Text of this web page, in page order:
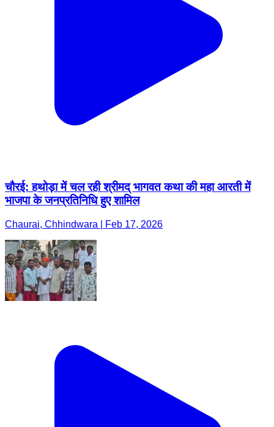
चौरई: हथोड़ा में चल रही श्रीमद् भागवत कथा की महा आरती में
भाजपा के जनप्रतिनिधि हुए शामिल
Chaurai, Chhindwara | Feb 17, 2026